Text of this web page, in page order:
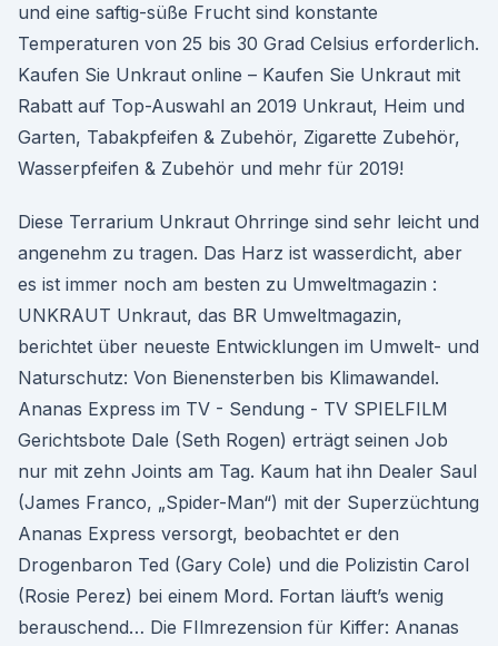
und eine saftig-süße Frucht sind konstante
Temperaturen von 25 bis 30 Grad Celsius erforderlich.
Kaufen Sie Unkraut online – Kaufen Sie Unkraut mit
Rabatt auf Top-Auswahl an 2019 Unkraut, Heim und
Garten, Tabakpfeifen & Zubehör, Zigarette Zubehör,
Wasserpfeifen & Zubehör und mehr für 2019!
Diese Terrarium Unkraut Ohrringe sind sehr leicht und
angenehm zu tragen. Das Harz ist wasserdicht, aber
es ist immer noch am besten zu Umweltmagazin :
UNKRAUT Unkraut, das BR Umweltmagazin,
berichtet über neueste Entwicklungen im Umwelt- und
Naturschutz: Von Bienensterben bis Klimawandel.
Ananas Express im TV - Sendung - TV SPIELFILM
Gerichtsbote Dale (Seth Rogen) erträgt seinen Job
nur mit zehn Joints am Tag. Kaum hat ihn Dealer Saul
(James Franco, „Spider-Man“) mit der Superzüchtung
Ananas Express versorgt, beobachtet er den
Drogenbaron Ted (Gary Cole) und die Polizistin Carol
(Rosie Perez) bei einem Mord. Fortan läuft’s wenig
berauschend… Die FIlmrezension für Kiffer: Ananas